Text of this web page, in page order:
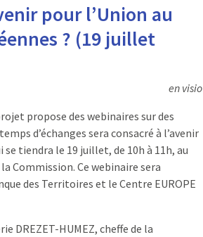
pour l’Union au
? (19 juillet
en visio
propose des webinaires sur des
d’échanges sera consacré à l’avenir
tiendra le 19 juillet, de 10h à 11h, au
Commission. Ce webinaire sera
des Territoires et le Centre EUROPE
DREZET-HUMEZ, cheffe de la